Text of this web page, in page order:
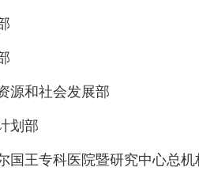
源和社会发展部
划部
国王专科医院暨研究中心总机